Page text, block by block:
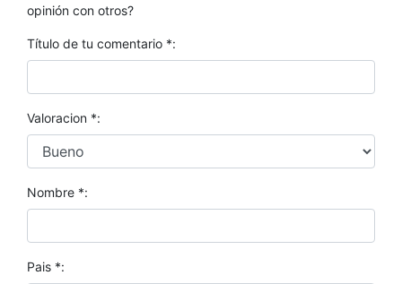
opinión con otros?
Título de tu comentario *:
Valoracion *:
Nombre *:
Pais *: